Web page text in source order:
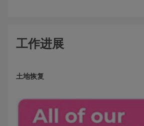
工作进展
土地恢复